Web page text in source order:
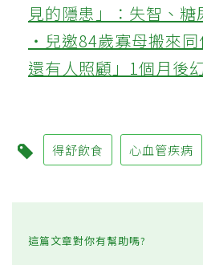
見的隱患」：失智、糖
‧兒邀84歲寡母搬來
還有人照顧」1個月後
得舒飲食 心血管疾病
這篇文章對你有幫助嗎?